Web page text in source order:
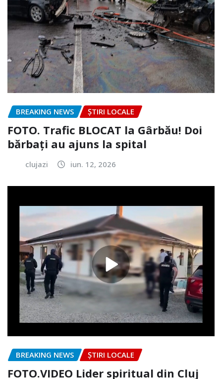
BREAKING NEWS ȘTIRI LOCALE
FOTO. Trafic BLOCAT la Gârbău! Doi
bărbați au ajuns la spital
clujazi iun. 12, 2026
BREAKING NEWS ȘTIRI LOCALE
FOTO.VIDEO Lider spiritual din Cluj